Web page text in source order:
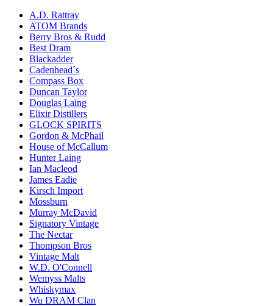
A.D. Rattray
ATOM Brands
Berry Bros & Rudd
Best Dram
Blackadder
Cadenhead´s
Compass Box
Duncan Taylor
Douglas Laing
Elixir Distillers
GLOCK SPIRITS
Gordon & McPhail
House of McCallum
Hunter Laing
Ian Macleod
James Eadie
Kirsch Import
Mossburn
Murray McDavid
Signatory Vintage
The Nectar
Thompson Bros
Vintage Malt
W.D. O'Connell
Wemyss Malts
Whiskymax
Wu DRAM Clan